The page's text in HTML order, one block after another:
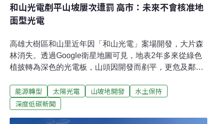
和山光電剷平山坡屢次遭罰 高市：未來不會核准地
面型光電
高雄大樹區和山里近年因「和山光電」案場開發，大片森
林消失。透過Google衛星地圖可見，地表2年多來從綠色
植披轉為深色的光電板，山頭因開發而剷平，更危及鄰近
雄市長陳其邁指出，兩年前已經下令不准開發地面光電，
「未來也不會核准」。24日經濟部能源署表示，將依法廢
能源轉型 太陽光電 山坡地開發
水土保持
深度低碳新聞